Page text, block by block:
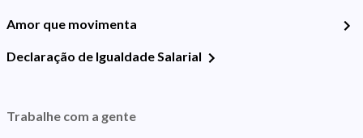
Amor que movimenta
Declaração de Igualdade Salarial
Trabalhe com a gente